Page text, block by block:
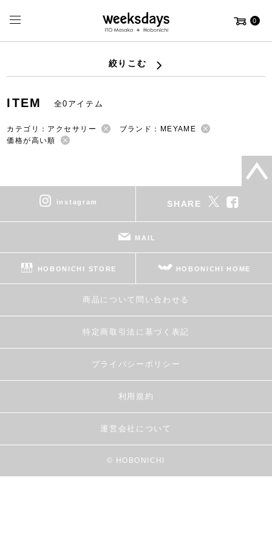
0
絞りこむ
ITEM 全0アイテム
カテゴリ：アクセサリー
ブランド：MEYAME
価格が高い順
instagram SHARE
MAIL
HOBONICHI STORE HOBONICHI HOME
商品について問い合わせる
特定商取引法に基づく表記
プライバシーポリシー
利用規約
運営会社について
© HOBONICHI